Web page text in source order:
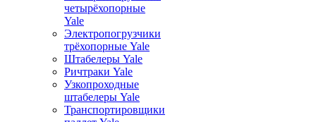
четырёхопорные
Yale
Электропогрузчики
трёхопорные Yale
Штабелеры Yale
Ричтраки Yale
Узкопроходные
штабелеры Yale
Транспортировщики